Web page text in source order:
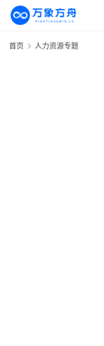
首页 人力资源专题